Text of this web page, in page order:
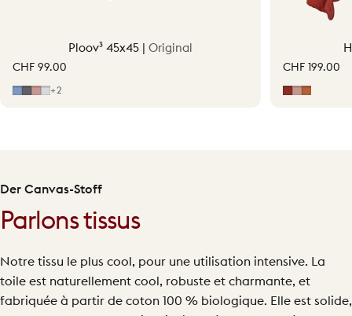
Ploov³ 45x45 | Original
CHF 99.00
Bleu classique
Rose pâle
Gris clair
+2
CHF 199.00
Der Canvas-Stoff
Parlons tissus
Notre tissu le plus cool, pour une utilisation intensive. La
toile est naturellement cool, robuste et charmante, et
fabriquée à partir de coton 100 % biologique. Elle est solide,